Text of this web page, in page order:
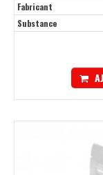
Fabricant
Substance